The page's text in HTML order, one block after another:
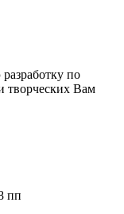
по
творческих Вам
пп